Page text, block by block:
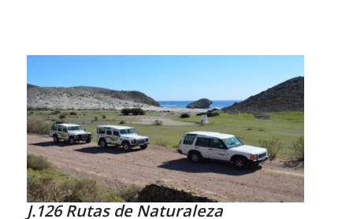
J.126 Rutas de Naturaleza